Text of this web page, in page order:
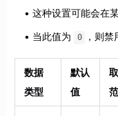
这种设置可能会在
当此值为 0 ，则禁
数据
类型
默认
值